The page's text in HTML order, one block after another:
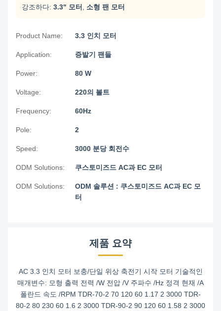
강조하다: 3.3" 모터 소형 팬 모터
Product Name: 3.3 인치 모터
Application: 증발기 팬들
Power: 80 W
Voltage: 220의 볼트
Frequency: 60Hz
Pole: 2
Speed: 3000 분당 회전수
ODM Solutions: 쿠스토미즈드 AC과 EC 모터
ODM Solutions:
ODM 솔루션 : 쿠스토미즈드 AC과 EC 모
터
제품 요약
AC 3.3 인치 모터 보충/단일 위상 축전기 시작 모터 기술적인
매개변수: 모형 출력 전력 /W 전압 /V 주파수 /Hz 정격 현재 /A
폴란드 속도 /RPM TDR-70-2 70 120 60 1.17 2 3000 TDR-
80-2 80 230 60 1.6 2 3000 TDR-90-2 90 120 60 1.58 2 3000